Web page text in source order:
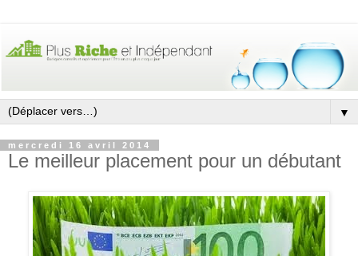
▼
mercredi 16 avril 2014
Le meilleur placement pour un débutant